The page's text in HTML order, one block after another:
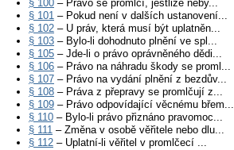
§ 100 – Právo se promlčí, jestliže neby...
§ 101 – Pokud není v dalších ustanovení...
§ 102 – U práv, která musí být uplatněn...
§ 103 – Bylo-li dohodnuto plnění ve spl...
§ 105 – Jde-li o právo oprávněného dědi...
§ 106 – Právo na náhradu škody se proml...
§ 107 – Právo na vydání plnění z bezdův...
§ 108 – Práva z přepravy se promlčují z...
§ 109 – Právo odpovídající věcnému břem...
§ 110 – Bylo-li právo přiznáno pravomoc...
§ 111 – Změna v osobě věřitele nebo dlu...
§ 112 – Uplatní-li věřitel v promlčecí ...